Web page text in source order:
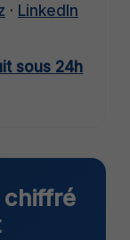
· LinkedIn
sous 24h
chiffré